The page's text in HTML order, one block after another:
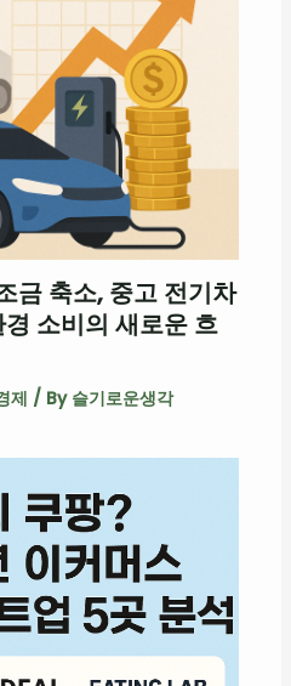
금 축소, 중고 전기차
소비의 새로운 흐
제 / By 슬기로운생각